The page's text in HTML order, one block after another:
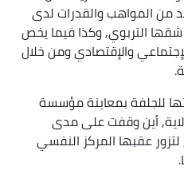
المواهب والقدرات لدى
التربوي, وكذا فيما يخص
والإقتصادي ومن خلال
للجلفة بمعاينة مؤسسة
أين وقفت على مدى
عقبها المركز النفسي